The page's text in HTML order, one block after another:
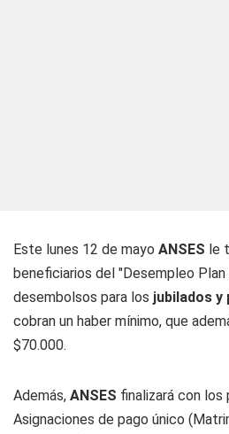
Este lunes 12 de mayo ANSES le
beneficiarios del "Desempleo Plan
desembolsos para los jubilados y
cobran un haber mínimo, que
$70.000.
Además, ANSES finalizará con los
Asignaciones de pago único